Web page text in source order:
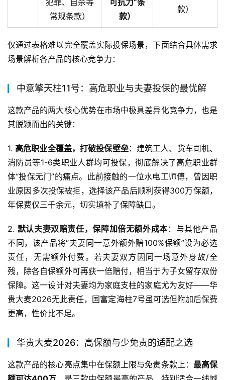
常规条款）
款）
款）
仅通过表格难以完全覆盖实际投保场景，下面结合具体需求
场景解析各产品的核心竞争力：
中意擎天柱11号：高危职业与夫妻投保的最优解
这款产品的两大核心优势在市场中极具差异化竞争力，也是
其脱颖而出的关键：
1. 高危职业全覆盖，打破投保壁垒：建筑工人、货车司机、
消防员等1-6类职业人群均可投保，彻底解决了高危职业群
体“投保无门”的痛点。此前接触的一位水电工师傅，曾因职
业原因多次投保被拒，选择该产品后顺利获得300万保额，
年保费仅三千余元，切实填补了保障缺口。
2. 默认夫妻双赔责任，保障加倍无额外成本：与其他产品
不同，该产品将“夫妻同一意外额外赔100%保额”设为必选
责任，无需额外付费。若夫妻双方因同一场意外身故/全
残，除各自保额外可再获一倍赔付，相当于为子女留存双份
保障。这一设计对夫妻均为家庭支柱的家庭尤为友好——华
贵大麦2026无此责任，国富定海柱7号虽可选但附加后保费
更高，性价比不足。
华贵大麦2026：高保额与少免责的适配之选
这款产品的核心亮点集中在保额上限与免责条款上： 最高保